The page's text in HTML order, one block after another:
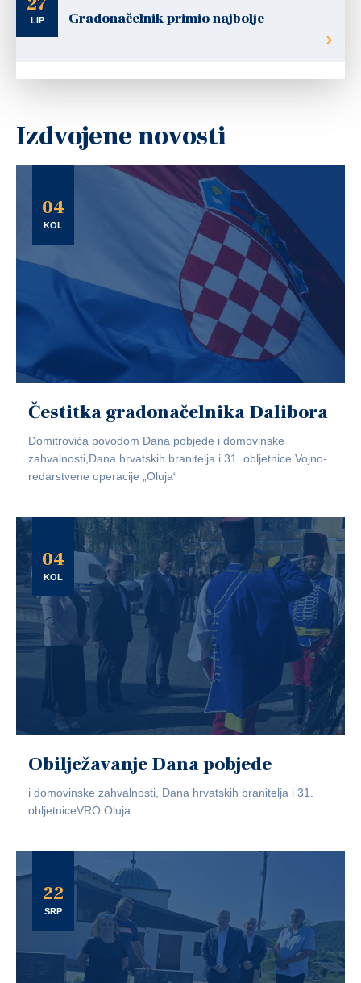
LIP Gradonačelnik primio najbolje
Izdvojene novosti
04
KOL
Čestitka gradonačelnika Dalibora
Domitrovića povodom Dana pobjede i domovinske
zahvalnosti,Dana hrvatskih branitelja i 31. obljetnice Vojno-
redarstvene operacije „Oluja“
04
KOL
Obilježavanje Dana pobjede
i domovinske zahvalnosti, Dana hrvatskih branitelja i 31.
obljetniceVRO Oluja
22
SRP